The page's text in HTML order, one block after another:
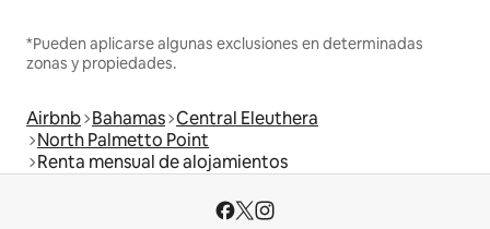
*Pueden aplicarse algunas exclusiones en determinadas
zonas y propiedades.
Airbnb Bahamas Central Eleuthera
North Palmetto Point
Renta mensual de alojamientos